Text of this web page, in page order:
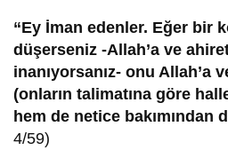
“Ey İman edenler. Eğer bir
düşerseniz -Allah’a ve
inanıyorsanız- onu Allah’a
(onların talimatına göre
hem de netice bakımından
4/59)